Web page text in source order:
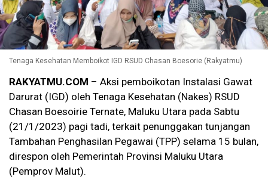
Tenaga Kesehatan Memboikot IGD RSUD Chasan Boesorie (Rakyatmu)
RAKYATMU.COM – Aksi pemboikotan Instalasi Gawat
Darurat (IGD) oleh Tenaga Kesehatan (Nakes) RSUD
Chasan Boesoirie Ternate, Maluku Utara pada Sabtu
(21/1/2023) pagi tadi, terkait penunggakan tunjangan
Tambahan Penghasilan Pegawai (TPP) selama 15 bulan,
direspon oleh Pemerintah Provinsi Maluku Utara
(Pemprov Malut).